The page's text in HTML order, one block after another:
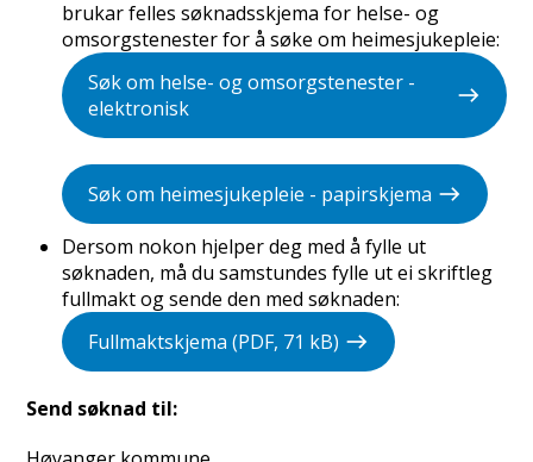
brukar felles søknadsskjema for helse- og
omsorgstenester for å søke om heimesjukepleie:
Søk om helse- og omsorgstenester -
elektronisk
Søk om heimesjukepleie - papirskjema
Dersom nokon hjelper deg med å fylle ut
søknaden, må du samstundes fylle ut ei skriftleg
fullmakt og sende den med søknaden:
Fullmaktskjema (PDF, 71 kB)
Send søknad til: